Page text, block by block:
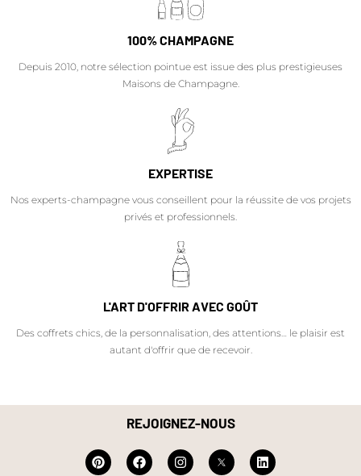
100% CHAMPAGNE
Depuis 2010, notre sélection pointue est issue des plus prestigieuses
Maisons de Champagne.
EXPERTISE
Nos experts-champagne vous conseillent pour la réussite de vos projets
privés et professionnels.
L'ART D'OFFRIR AVEC GOÛT
Des coffrets chics, de la personnalisation, des attentions… le plaisir est
autant d'offrir que de recevoir.
REJOIGNEZ-NOUS